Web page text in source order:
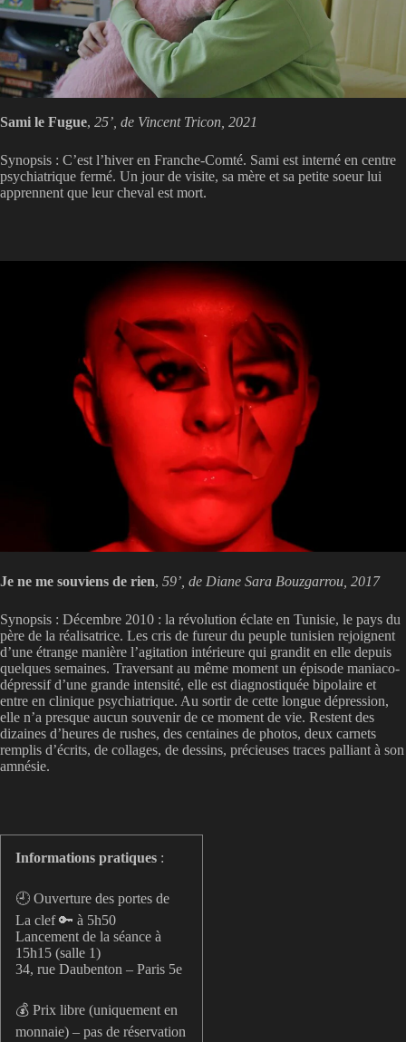
Sami le Fugue, 25’, de Vincent Tricon, 2021
Synopsis : C’est l’hiver en Franche-Comté. Sami est interné en centre
psychiatrique fermé. Un jour de visite, sa mère et sa petite soeur lui
apprennent que leur cheval est mort.
Je ne me souviens de rien, 59’, de Diane Sara Bouzgarrou, 2017
Synopsis : Décembre 2010 : la révolution éclate en Tunisie, le pays du
père de la réalisatrice. Les cris de fureur du peuple tunisien rejoignent
d’une étrange manière l’agitation intérieure qui grandit en elle depuis
quelques semaines. Traversant au même moment un épisode maniaco-
dépressif d’une grande intensité, elle est diagnostiquée bipolaire et
entre en clinique psychiatrique. Au sortir de cette longue dépression,
elle n’a presque aucun souvenir de ce moment de vie. Restent des
dizaines d’heures de rushes, des centaines de photos, deux carnets
remplis d’écrits, de collages, de dessins, précieuses traces palliant à son
amnésie.
Informations pratiques :
🕘 Ouverture des portes de
La clef 🔑 à 5h50
Lancement de la séance à
15h15 (salle 1)
34, rue Daubenton – Paris 5e
💰 Prix libre (uniquement en
monnaie) – pas de réservation